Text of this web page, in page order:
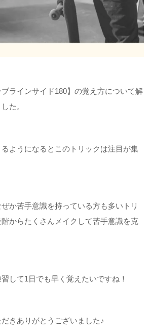
ラインサイド180】の覚え方について解
た。
ようになるとこのトリックは注目が集
ぜか苦手意識を持っている方も多いトリ
からたくさんメイクして苦手意識を克
して1日でも早く覚えたいですね！
きありがとうございました♪